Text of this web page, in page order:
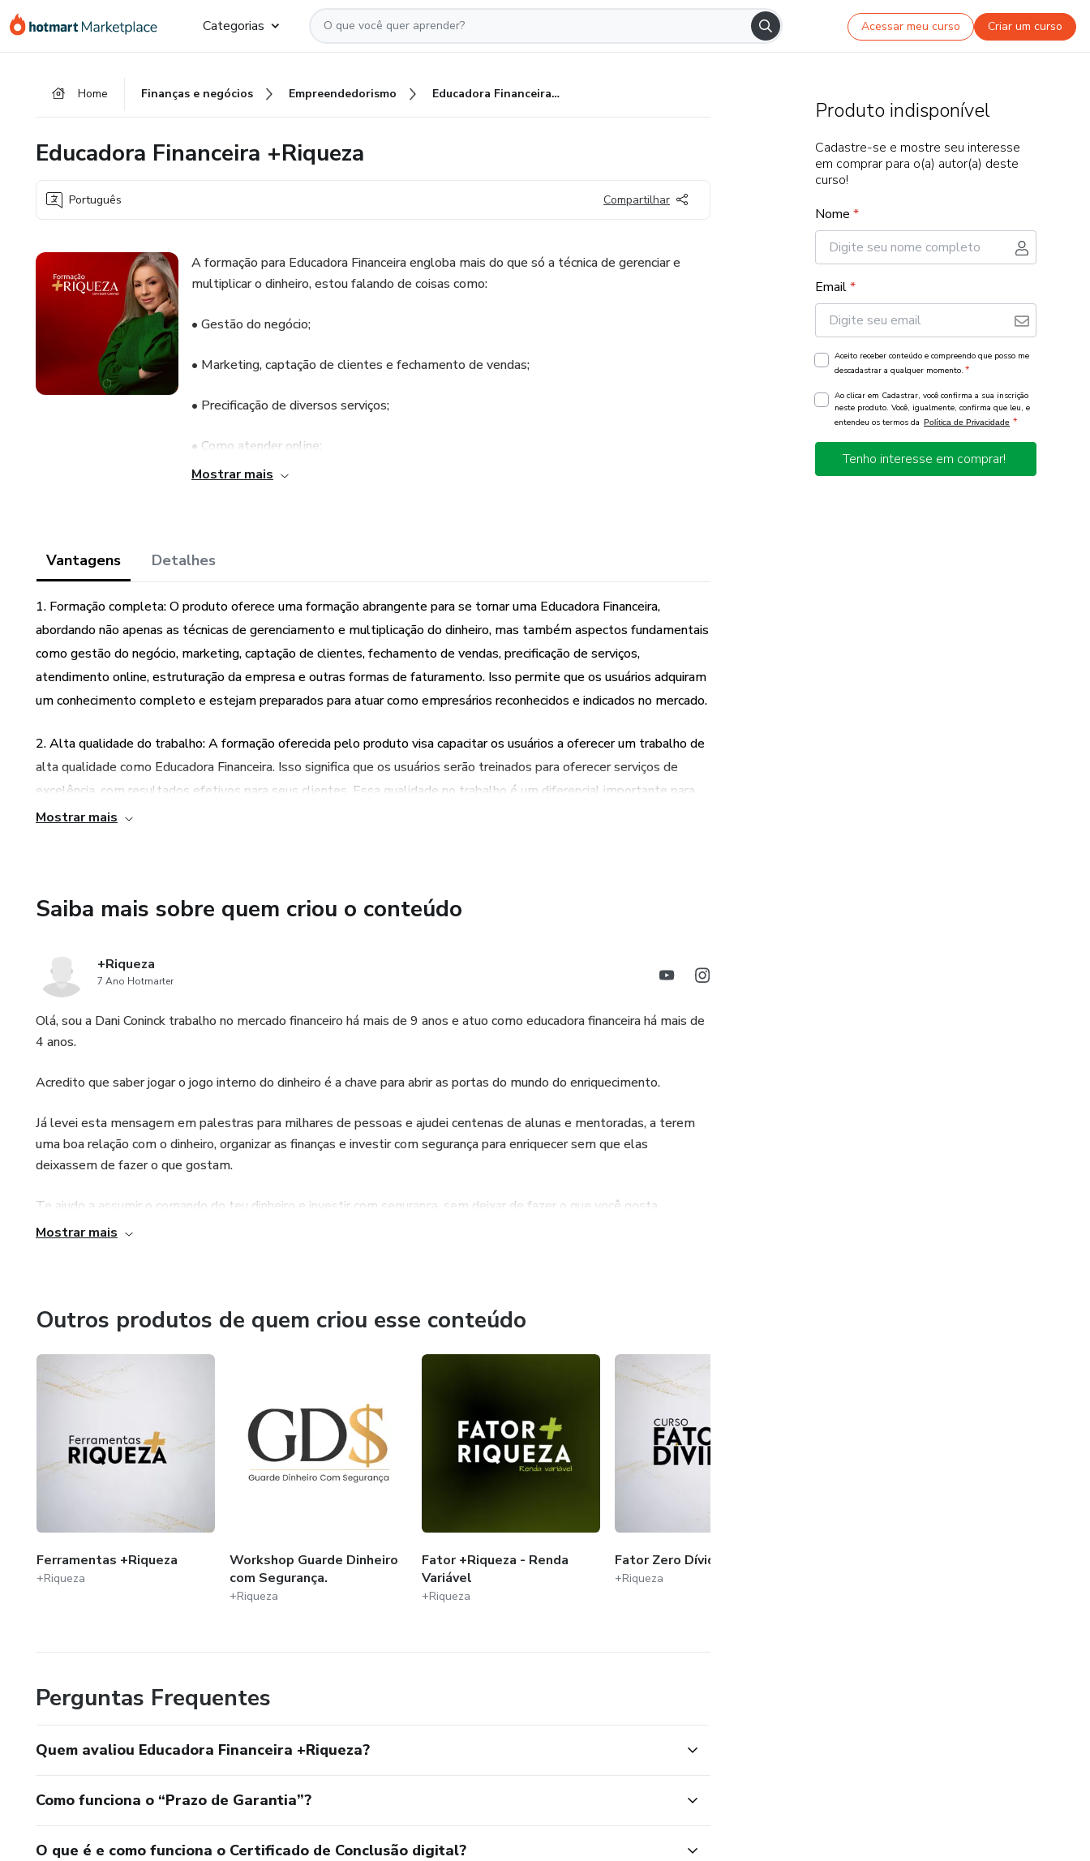
para
para
para
Categorias Acessar meu curso Criar um curso
Home Finanças e negócios Empreendedorismo Educadora Financeira +Riqueza
Educadora Financeira +Riqueza
Português Compartilhar
A formação para Educadora Financeira engloba mais do que só a técnica de gerenciar e
multiplicar o dinheiro, estou falando de coisas como:
• Gestão do negócio;
• Marketing, captação de clientes e fechamento de vendas;
• Precificação de diversos serviços;
• Como atender online;
• etc...
Enfim, tudo que gira em torno de ser uma Educadora Financeira que é uma empresaria
RECONHECIDA e INDICADA por ter um trabalho de alta qualidade.
Mostrar mais
Vantagens Detalhes
1. Formação completa: O produto oferece uma formação abrangente para se tornar uma Educadora Financeira,
abordando não apenas as técnicas de gerenciamento e multiplicação do dinheiro, mas também aspectos fundamentais
como gestão do negócio, marketing, captação de clientes, fechamento de vendas, precificação de serviços,
atendimento online, estruturação da empresa e outras formas de faturamento. Isso permite que os usuários adquiram
um conhecimento completo e estejam preparados para atuar como empresários reconhecidos e indicados no mercado.
2. Alta qualidade do trabalho: A formação oferecida pelo produto visa capacitar os usuários a oferecer um trabalho de
alta qualidade como Educadora Financeira. Isso significa que os usuários serão treinados para oferecer serviços de
excelência, com resultados efetivos para seus clientes. Essa qualidade no trabalho é um diferencial importante para
se destacar no mercado e conquistar a confiança e recomendação dos clientes.
aprender sobre gestão do negócio, marketing e outras habilidades empresariais, os usuários estarão preparados para
4. Reconhecimento e indicação: Ao se tornarem Educadoras Financeiras através do produto, os usuários terão a
oportunidade de se tornarem empresárias reconhecidas e indicadas no mercado. Isso significa que seu trabalho será
valorizado e recomendado por sua alta qualidade e resultados efetivos. Esse reconhecimento e indicação são
Mostrar mais
Saiba mais sobre quem criou o conteúdo
+Riqueza
7 Ano Hotmarter
Olá, sou a Dani Coninck trabalho no mercado financeiro há mais de 9 anos e atuo como educadora financeira há mais de
4 anos.
Acredito que saber jogar o jogo interno do dinheiro é a chave para abrir as portas do mundo do enriquecimento.
Já levei esta mensagem em palestras para milhares de pessoas e ajudei centenas de alunas e mentoradas, a terem
uma boa relação com o dinheiro, organizar as finanças e investir com segurança para enriquecer sem que elas
deixassem de fazer o que gostam.
Te ajudo a assumir o comando do teu dinheiro e investir com segurança, sem deixar de fazer o que você gosta.
Mostrar mais
Outros produtos de quem criou esse conteúdo
Ferramentas +Riqueza
+Riqueza
Workshop Guarde Dinheiro
com Segurança.
+Riqueza
Fator +Riqueza - Renda
Variável
+Riqueza
Fator Zero Dívidas
+Riqueza
Perguntas Frequentes
Quem avaliou Educadora Financeira +Riqueza?
Como funciona o “Prazo de Garantia”?
O que é e como funciona o Certificado de Conclusão digital?
Produto indisponível
Cadastre-se e mostre seu interesse
em comprar para o(a) autor(a) deste
curso!
Nome *
Email*
Aceito receber conteúdo e compreendo que posso me
descadastrar a qualquer momento. *
Ao clicar em Cadastrar, você confirma a sua inscrição
neste produto. Você, igualmente, confirma que leu, e
entendeu os termos da Política de Privacidade *
Tenho interesse em comprar!